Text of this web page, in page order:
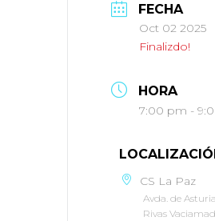
FECHA
Oct 02 2025
Finalizdo!
HORA
7:00 pm -
CS La Paz
Avda. de
Rivas